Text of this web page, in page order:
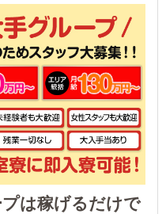
は稼げるだけで